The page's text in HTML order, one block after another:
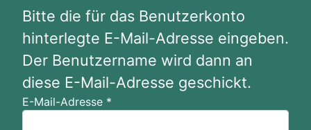
Bitte die für das Benutzerkonto
hinterlegte E-Mail-Adresse eingeben.
Der Benutzername wird dann an
diese E-Mail-Adresse geschickt.
E-Mail-Adresse *